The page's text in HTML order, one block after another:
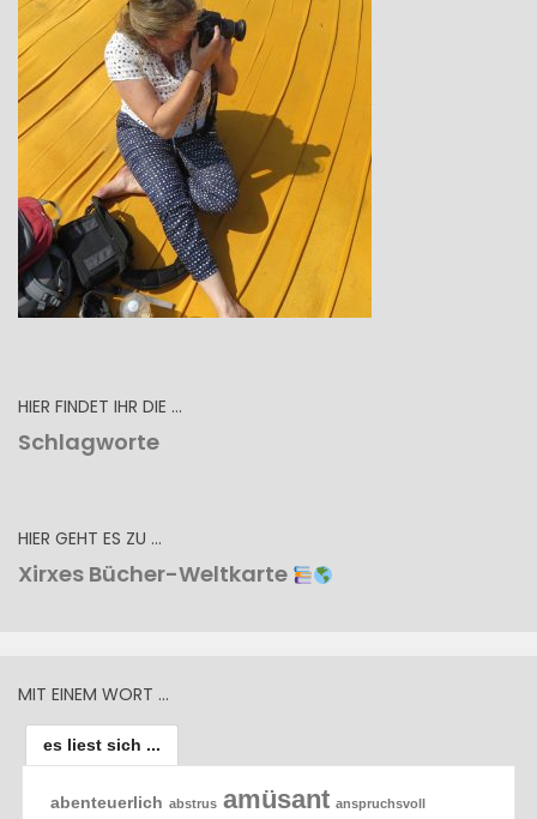
HIER FINDET IHR DIE …
Schlagworte
HIER GEHT ES ZU …
Xirxes Bücher-Weltkarte
MIT EINEM WORT …
es liest sich ...
abenteuerlich abstrus amüsant anspruchsvoll